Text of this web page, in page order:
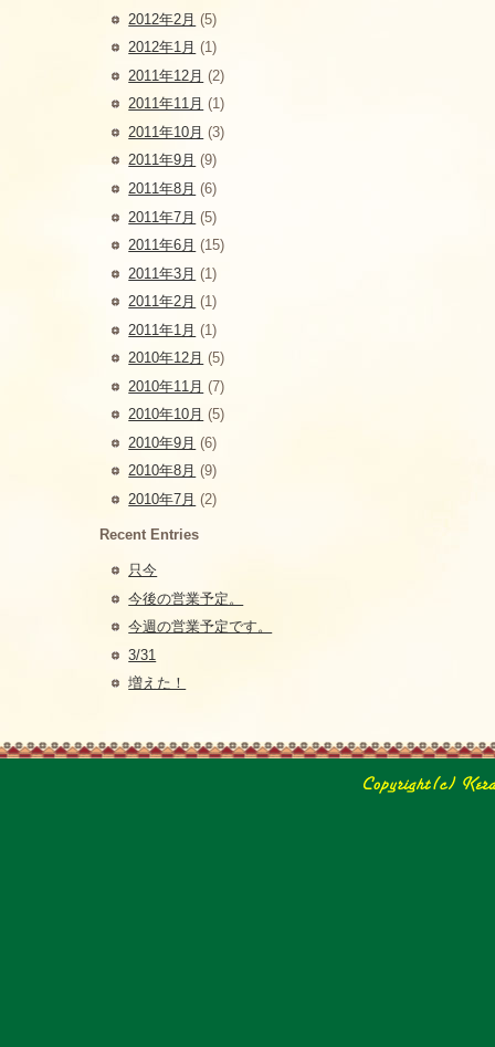
2012年2月 (5)
2012年1月 (1)
2011年12月 (2)
2011年11月 (1)
2011年10月 (3)
2011年9月 (9)
2011年8月 (6)
2011年7月 (5)
2011年6月 (15)
2011年3月 (1)
2011年2月 (1)
2011年1月 (1)
2010年12月 (5)
2010年11月 (7)
2010年10月 (5)
2010年9月 (6)
2010年8月 (9)
2010年7月 (2)
Recent Entries
只今
今後の営業予定。
今週の営業予定です。
3/31
増えた！